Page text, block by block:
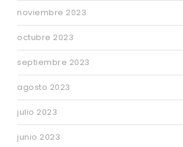
noviembre 2023
octubre 2023
septiembre 2023
agosto 2023
julio 2023
junio 2023